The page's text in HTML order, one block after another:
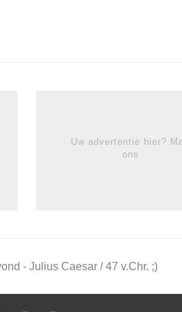
Uw advertentie hier?
ons
- Julius Caesar / 47 v.Chr. ;)